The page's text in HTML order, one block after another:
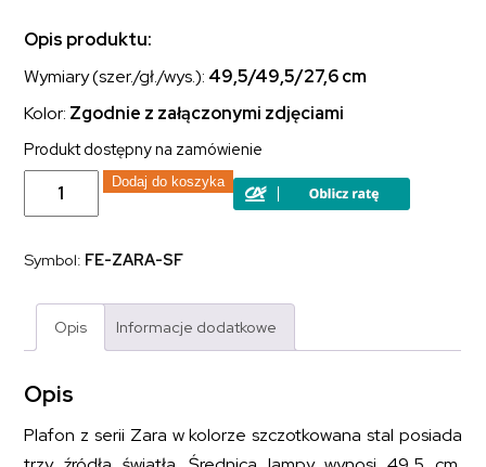
Opis produktu:
Wymiary (szer./gł./wys.): 49,5/49,5/27,6 cm
Kolor: Zgodnie z załączonymi zdjęciami
Produkt dostępny na zamówienie
ilość
Lampa
sufitowa
źródła
metalowa
Glamour
elegancka
Dodaj do koszyka
Symbol: FE-ZARA-SF
Opis Informacje dodatkowe
Opis
Plafon z serii Zara w kolorze szczotkowana stal posiada